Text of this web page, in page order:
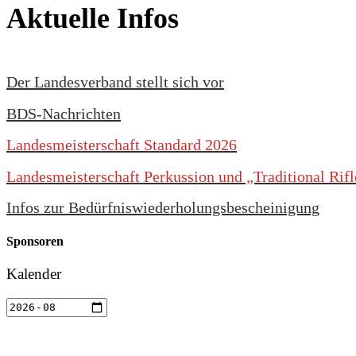
Aktuelle Infos
Der Landesverband stellt sich vor
BDS-Nachrichten
Landesmeisterschaft Standard 2026
Landesmeisterschaft Perkussion und „Traditional
Infos zur Bedürfniswiederholungsbescheinigung
Sponsoren
Kalender